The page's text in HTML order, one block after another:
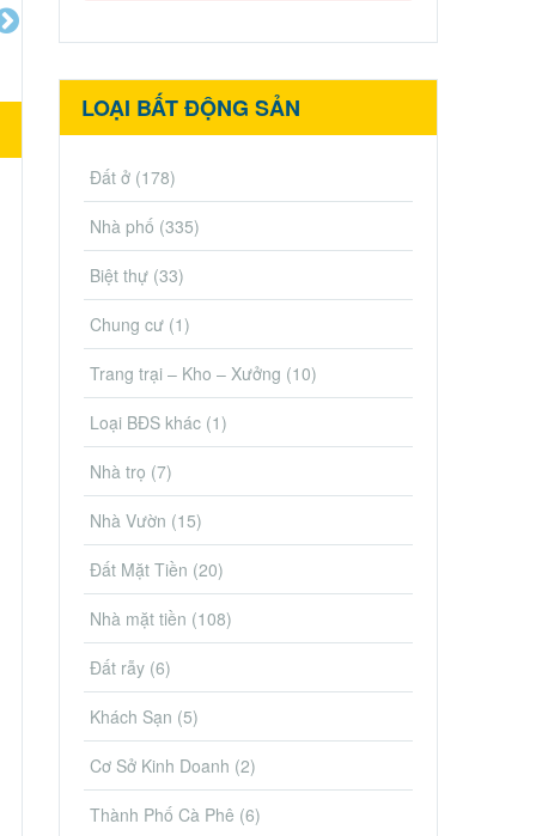
LOẠI BẤT ĐỘNG SẢN
Đất ở (178)
Nhà phố (335)
Biệt thự (33)
Chung cư (1)
Trang trại – Kho – Xưởng (10)
Loại BĐS khác (1)
Nhà trọ (7)
Nhà Vườn (15)
Đất Mặt Tiền (20)
Nhà mặt tiền (108)
Đất rẫy (6)
Khách Sạn (5)
Cơ Sở Kinh Doanh (2)
Thành Phố Cà Phê (6)